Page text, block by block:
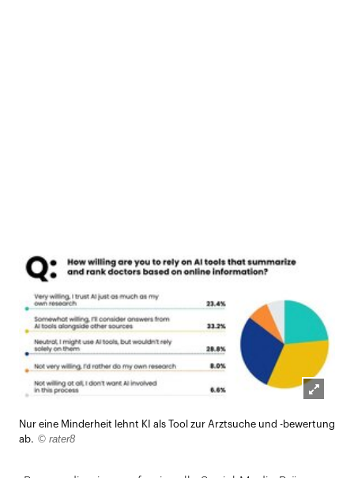
öffnen
Nur eine Minderheit lehnt KI als Tool zur Arztsuche und -bewertung
ab. © rater8